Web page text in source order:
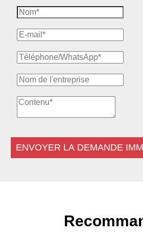
ENVOYER LA DEMANDE